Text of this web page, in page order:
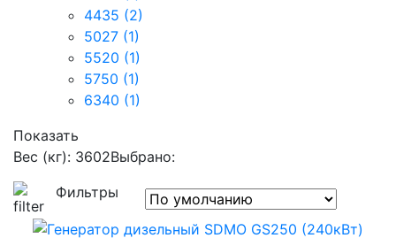
4435 (2)
5027 (1)
5520 (1)
5750 (1)
6340 (1)
Показать
Вес (кг): 3602Выбрано:
Фильтры